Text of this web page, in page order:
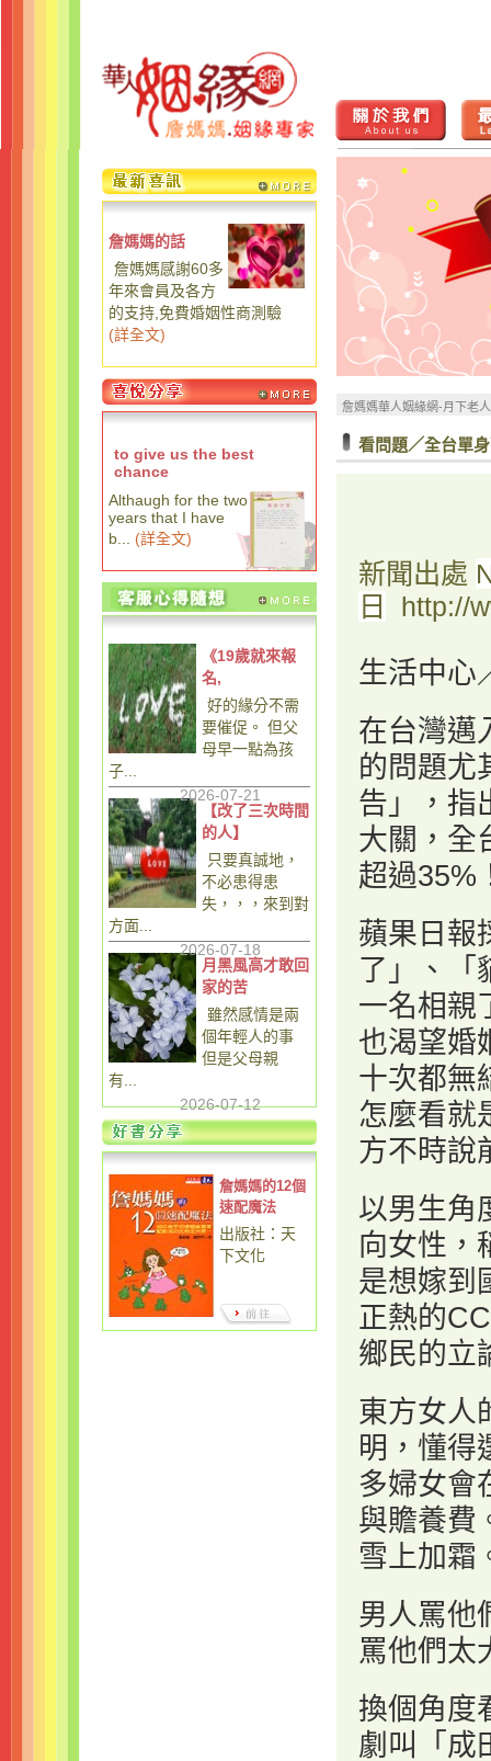
詹媽媽的話
詹媽媽感謝60多
年來會員及各方
的支持,免費婚姻性商測驗
(詳全文)
to give us the best
chance
Althaugh for the two
years that I have
b...
(詳全文)
《19歲就來報
名,
好的緣分不需
要催促。 但父
母早一點為孩
子...
2026-07-21
【改了三次時間
的人】
只要真誠地，
不必患得患
失，，，來到對
方面...
2026-07-18
月黑風高才敢回
家的苦
雖然感情是兩
個年輕人的事
但是父母親
有...
2026-07-12
詹媽媽的12個
速配魔法
出版社：天
下文化
詹媽媽華人姻緣網-月下老
看問題／全台單
新聞出處
日
http://
生活中心
在台灣邁
的問題尤
告」，指
大關，全
超過35%
蘋果日報
了」、「
一名相親
也渴望婚
十次都無
怎麼看就
方不時說
以男生角
向女性，
是想嫁到
正熱的
鄉民的立
東方女人
明，懂得
多婦女會
與贍養費
雪上加霜
男人罵他
罵他們太
換個角度
劇叫「成